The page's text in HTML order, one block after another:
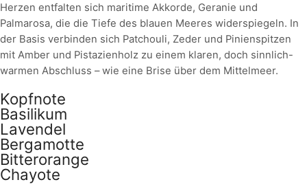
Herzen entfalten sich maritime Akkorde, Geranie und
Palmarosa, die die Tiefe des blauen Meeres widerspiegeln. In
der Basis verbinden sich Patchouli, Zeder und Pinienspitzen
mit Amber und Pistazienholz zu einem klaren, doch sinnlich-
warmen Abschluss – wie eine Brise über dem Mittelmeer.
Kopfnote
Basilikum
Lavendel
Bergamotte
Bitterorange
Chayote